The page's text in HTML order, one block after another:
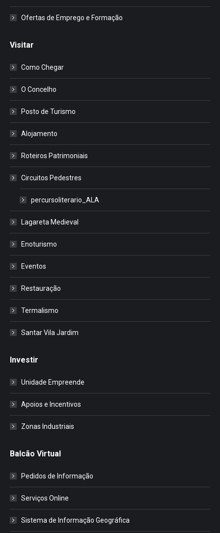
Ofertas de Emprego e Formação
Visitar
Como Chegar
O Concelho
Posto de Turismo
Alojamento
Roteiros Patrimoniais
Circuitos Pedestres
percursoliterario_ALA
Lagareta Medieval
Enoturismo
Eventos
Restauração
Termalismo
Santar Vila Jardim
Investir
Unidade Empreende
Apoios e Incentivos
Zonas Industriais
Balcão Virtual
Pedidos de Informação
Serviços Online
Sistema de Informação Geográfica